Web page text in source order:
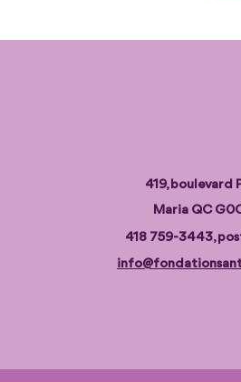
419, boulevard
Maria QC
418 759-3443,